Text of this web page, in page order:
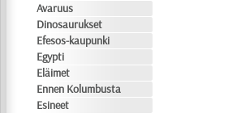
Avaruus
Dinosaurukset
Efesos-kaupunki
Egypti
Eläimet
Ennen Kolumbusta
Esineet